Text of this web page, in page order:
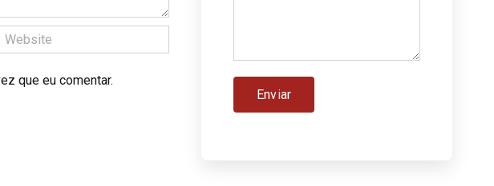
que eu comentar.